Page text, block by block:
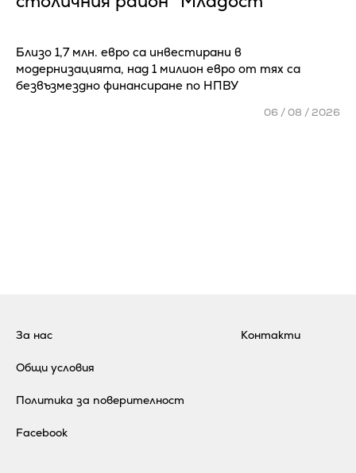
Близо 1,7 млн. евро са инвестирани в
модернизацията, над 1 милион евро от тях са
безвъзмездно финансиране по НПВУ
06 / 08 / 2026
За нас
Общи условия
Политика за поверителност
Контакти
Facebook